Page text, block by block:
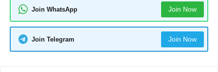
Join WhatsApp Join Now
Join Telegram Join Now